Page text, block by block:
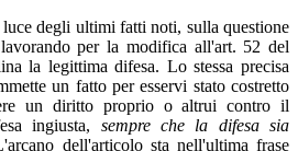
degli ultimi fatti noti, sulla questione
per la modifica all'art. 52 del
la legittima difesa. Lo stessa precisa
un fatto per esservi stato costretto
un diritto proprio o altrui contro il
ingiusta, sempre che la difesa sia
dell'articolo sta nell'ultima frase